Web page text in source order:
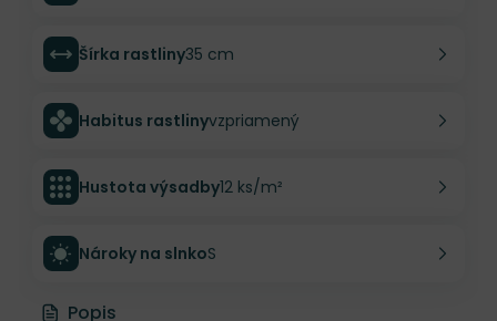
Šírka rastliny35 cm
Habitus rastlinyvzpriamený
Hustota výsadby12 ks/m²
Nároky na slnkoS
Popis